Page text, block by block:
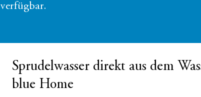
verfügbar.
Sprudelwasser direkt aus dem
blue Home